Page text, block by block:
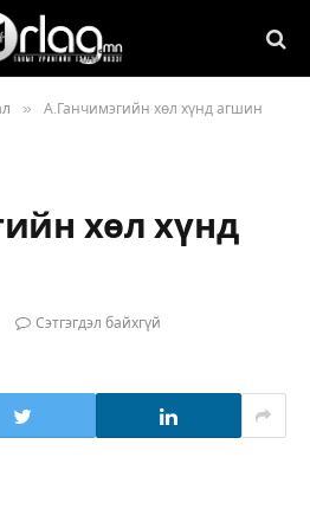
» А.Ганчимэгийн хөл хүнд агшин
хөл хүнд
Сэтгэгдэл байхгүй